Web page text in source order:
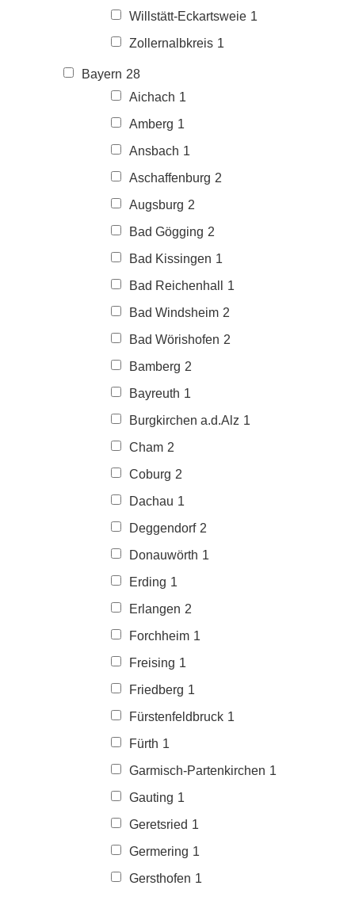
Willstätt-Eckartsweie 1
Zollernalbkreis 1
Bayern 28
Aichach 1
Amberg 1
Ansbach 1
Aschaffenburg 2
Augsburg 2
Bad Gögging 2
Bad Kissingen 1
Bad Reichenhall
1
Bad Windsheim 2
Bad Wörishofen 2
Bamberg 2
Bayreuth 1
Burgkirchen a.d.Alz 1
Cham 2
Coburg 2
Dachau 1
Deggendorf 2
Donauwörth 1
Erding 1
Erlangen 2
Forchheim 1
Freising 1
Friedberg 1
Fürstenfeldbruck 1
Fürth 1
Garmisch-Partenkirchen 1
Gauting 1
Geretsried 1
Germering 1
Gersthofen 1